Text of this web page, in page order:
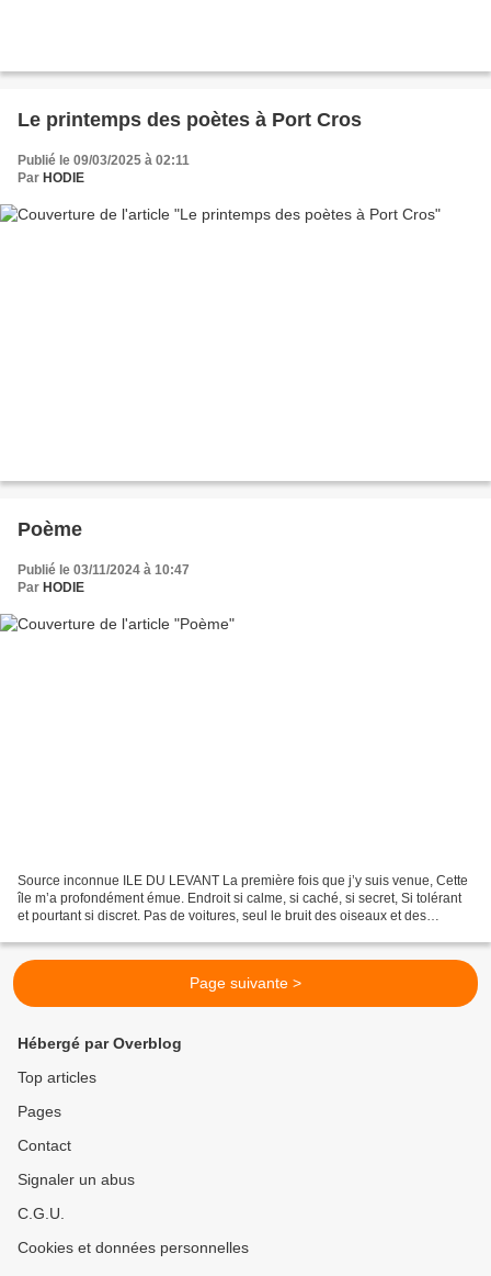
Le printemps des poètes à Port Cros
Publié le 09/03/2025 à 02:11
Par HODIE
Poème
Publié le 03/11/2024 à 10:47
Par HODIE
Source inconnue ILE DU LEVANT La première fois que j’y suis venue, Cette
île m’a profondément émue. Endroit si calme, si caché, si secret, Si tolérant
et pourtant si discret. Pas de voitures, seul le bruit des oiseaux et des
Page suivante >
Hébergé par Overblog
Top articles
Pages
Contact
Signaler un abus
C.G.U.
Cookies et données personnelles